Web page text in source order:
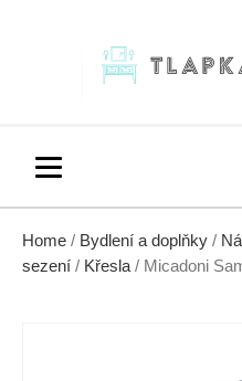
Home / Bydlení a doplňky /
sezení / Křesla / Micadoni